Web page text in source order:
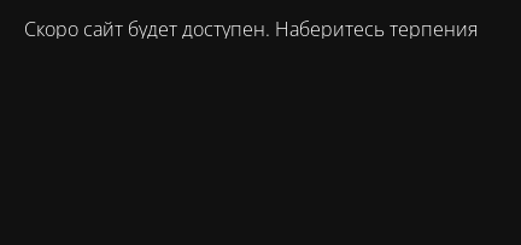
Скоро сайт будет доступен. Наберитесь терпения